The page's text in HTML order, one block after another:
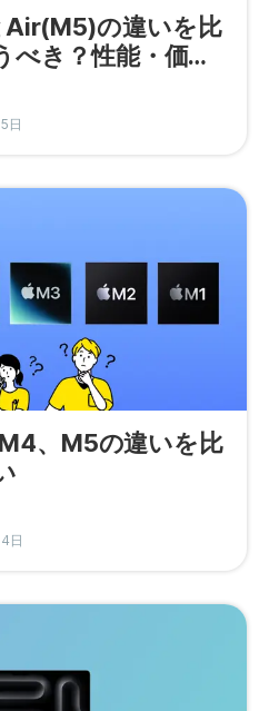
の違いを比
べき？性能・価
日
、M5の違いを比
日